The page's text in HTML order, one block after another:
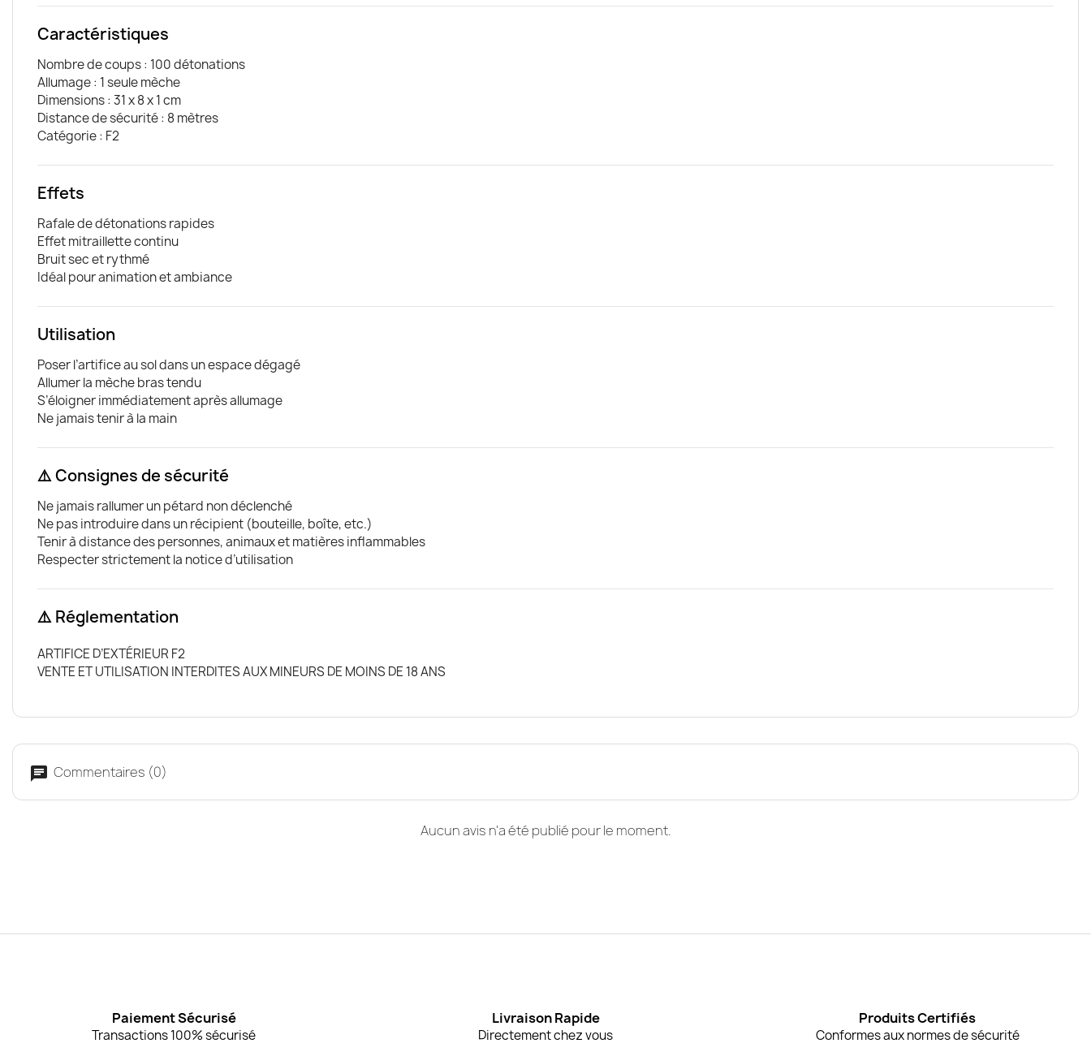
Caractéristiques
Nombre de coups : 100 détonations
Allumage : 1 seule mèche
Dimensions : 31 x 8 x 1 cm
Distance de sécurité : 8 mètres
Catégorie : F2
Effets
Rafale de détonations rapides
Effet mitraillette continu
Bruit sec et rythmé
Idéal pour animation et ambiance
Utilisation
Poser l’artifice au sol dans un espace dégagé
Allumer la mèche bras tendu
S’éloigner immédiatement après allumage
Ne jamais tenir à la main
⚠️ Consignes de sécurité
Ne jamais rallumer un pétard non déclenché
Ne pas introduire dans un récipient (bouteille, boîte, etc.)
Tenir à distance des personnes, animaux et matières inflammables
Respecter strictement la notice d’utilisation
⚠️ Réglementation
ARTIFICE D’EXTÉRIEUR F2
VENTE ET UTILISATION INTERDITES AUX MINEURS DE MOINS DE 18 ANS
Commentaires (0)
Aucun avis n'a été publié pour le moment.
Paiement Sécurisé
Transactions 100% sécurisé
Livraison Rapide
Directement chez vous
Produits Certifiés
Conformes aux normes de sécurité